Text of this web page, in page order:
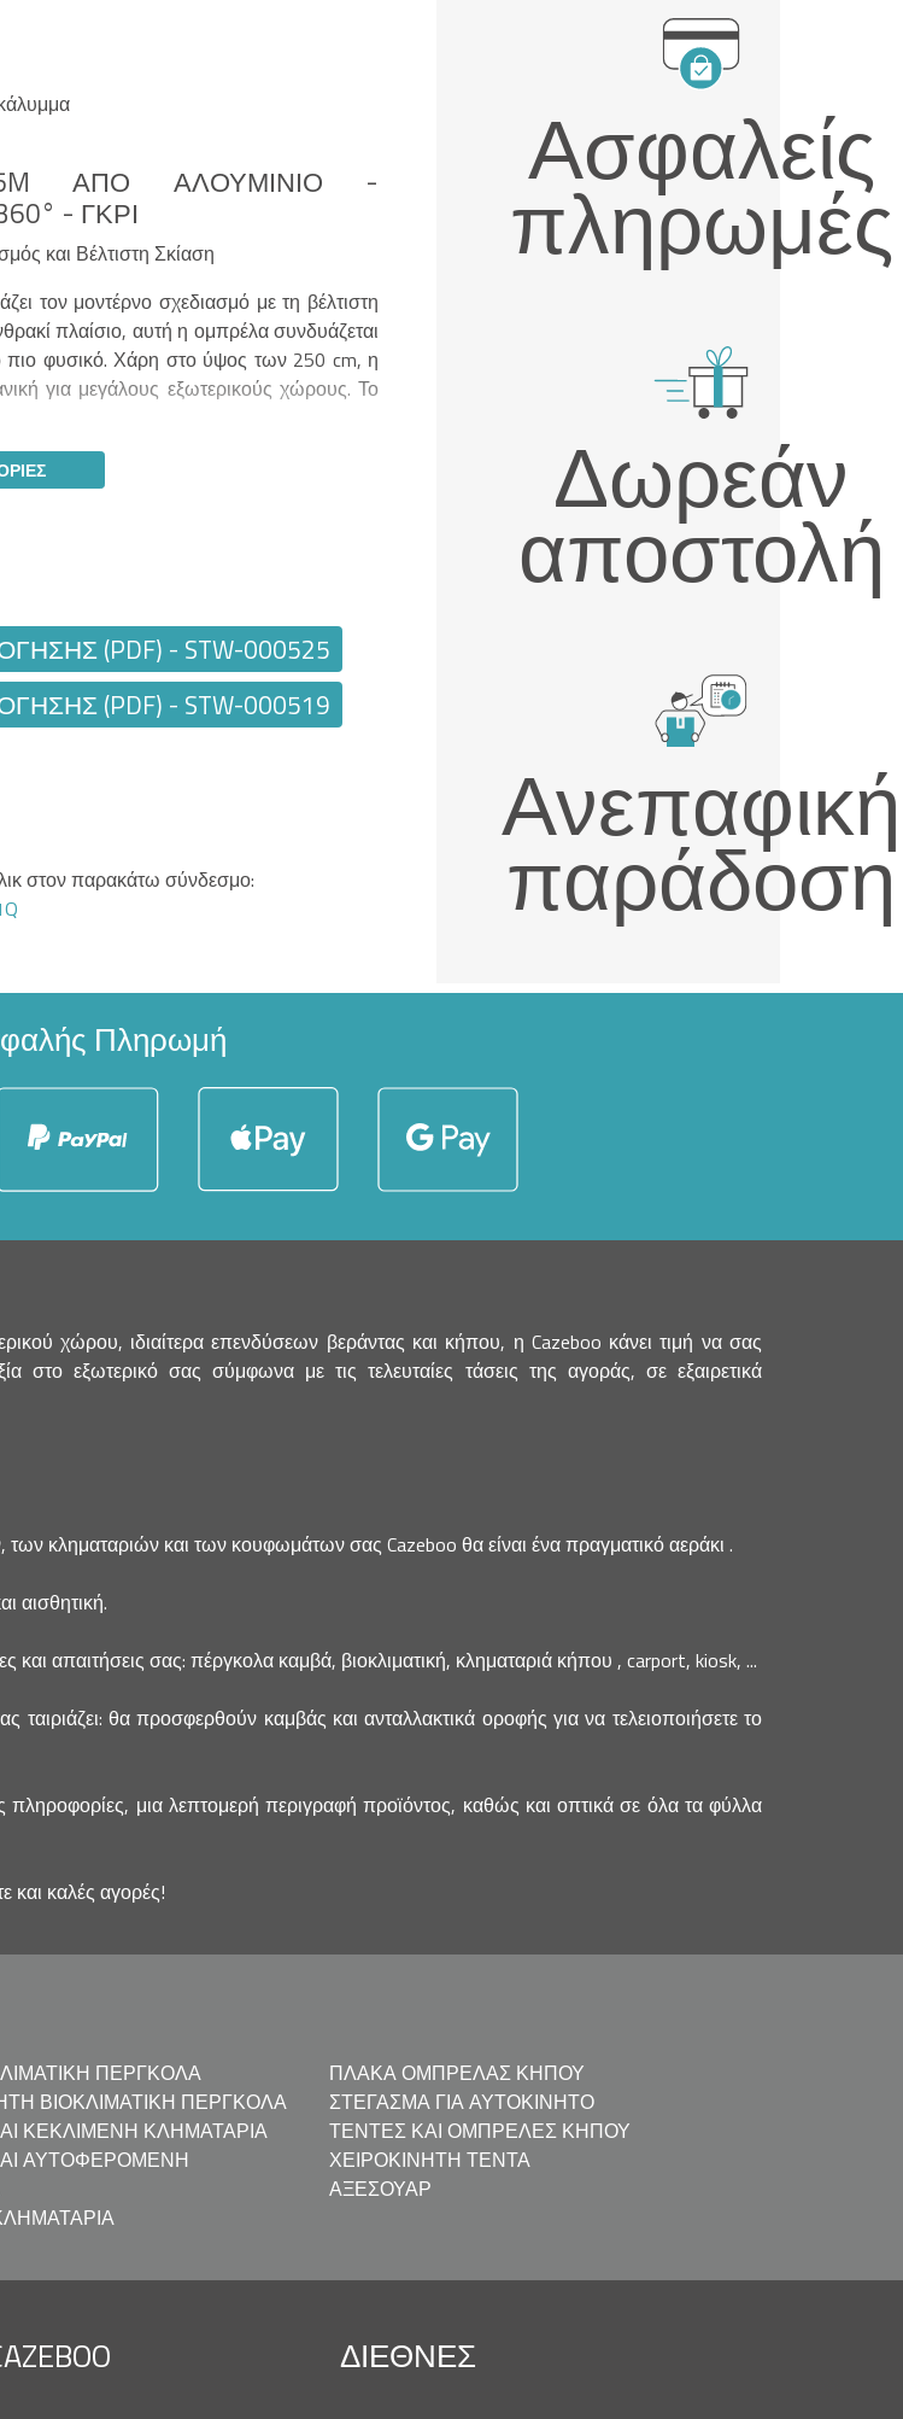
ΑΠΌ ΑΛΟΥΜΊΝΙΟ -
- ΓΚΡΙ
και Βέλτιστη Σκίαση
τον μοντέρνο σχεδιασμό με τη βέλτιστη
πλαίσιο, αυτή η ομπρέλα συνδυάζεται
φυσικό. Χάρη στο ύψος των 250 cm, η
για μεγάλους εξωτερικούς χώρους. Το
(PDF) - STW-000525
(PDF) - STW-000519
στον παρακάτω σύνδεσμο:
Ασφαλείς
πληρωμές
Δωρεάν
αποστολή
Ανεπαφική
παράδοση
Πληρωμή
χώρου, ιδιαίτερα επενδύσεων βεράντας και κήπου, η Cazeboo κάνει τιμή να σας
εξωτερικό σας σύμφωνα με τις τελευταίες τάσεις της αγοράς, σε εξαιρετικά
κληματαριών και των κουφωμάτων σας Cazeboo θα είναι ένα πραγματικό αεράκι .
αισθητική.
και απαιτήσεις σας: πέργκολα καμβά, βιοκλιματική, κληματαριά κήπου , carport, kiosk, ...
θα προσφερθούν καμβάς και ανταλλακτικά οροφής για να τελειοποιήσετε το
πληροφορίες, μια λεπτομερή περιγραφή προϊόντος, καθώς και οπτικά σε όλα τα φύλλα
και καλές αγορές!
ΠΈΡΓΚΟΛΑ
ΒΙΟΚΛΙΜΑΤΙΚΉ ΠΈΡΓΚΟΛΑ
ΚΕΚΛΙΜΈΝΗ ΚΛΗΜΑΤΑΡΙΆ
ΑΥΤΟΦΕΡΌΜΕΝΗ
ΠΛΆΚΑ ΟΜΠΡΈΛΑΣ ΚΉΠΟΥ
ΣΤΈΓΑΣΜΑ ΓΙΑ ΑΥΤΟΚΊΝΗΤΟ
ΤΈΝΤΕΣ ΚΑΙ ΟΜΠΡΈΛΕΣ ΚΉΠΟΥ
ΧΕΙΡΟΚΊΝΗΤΗ ΤΈΝΤΑ
ΑΞΕΣΟΥΆΡ
ΔΙΕΘΝΈΣ